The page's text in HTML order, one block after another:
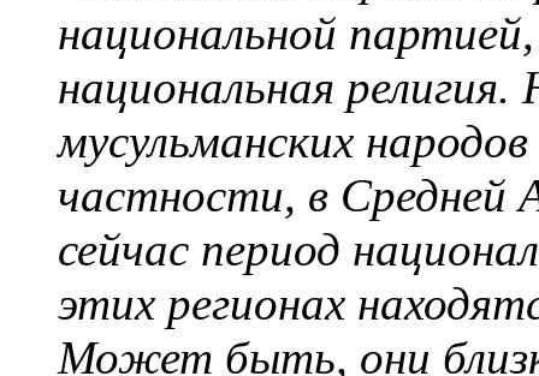
национальной
национальная
мусульманских
частности, в Средней
сейчас период
этих регионах
Может быть, они